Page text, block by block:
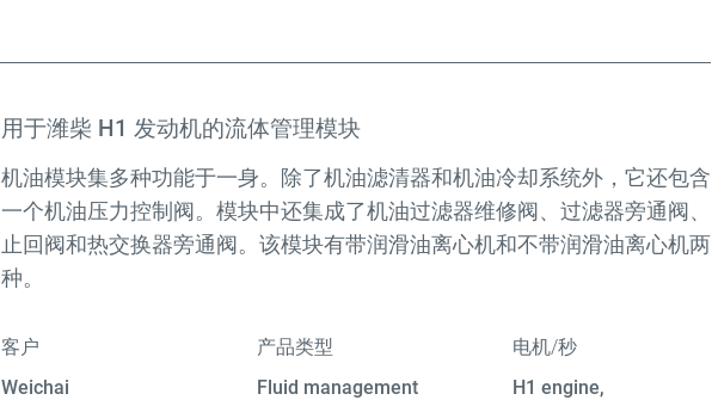
用于潍柴 H1 发动机的流体管理模块
机油模块集多种功能于一身。除了机油滤清器和机油冷却系统外，它还包含
一个机油压力控制阀。模块中还集成了机油过滤器维修阀、过滤器旁通阀、
止回阀和热交换器旁通阀。该模块有带润滑油离心机和不带润滑油离心机两
种。
客户
Weichai
产品类型
Fluid management
电机/秒
H1 engine,